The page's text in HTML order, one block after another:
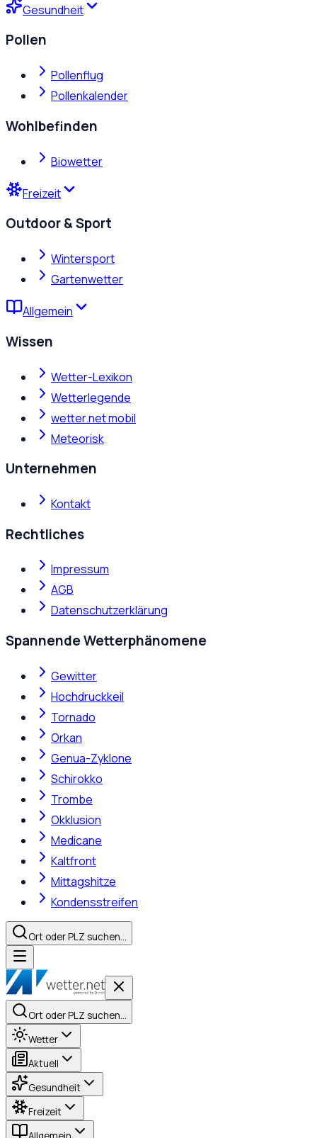
Gesundheit
Pollen
Pollenflug
Pollenkalender
Wohlbefinden
Biowetter
Freizeit
Outdoor & Sport
Wintersport
Gartenwetter
Allgemein
Wissen
Wetter-Lexikon
Wetterlegende
wetter.net mobil
Meteorisk
Unternehmen
Kontakt
Rechtliches
Impressum
AGB
Datenschutzerklärung
Spannende Wetterphänomene
Gewitter
Hochdruckkeil
Tornado
Orkan
Genua-Zyklone
Schirokko
Trombe
Okklusion
Medicane
Kaltfront
Mittagshitze
Kondensstreifen
Ort oder PLZ suchen…
Ort oder PLZ suchen…
Wetter
Aktuell
Gesundheit
Freizeit